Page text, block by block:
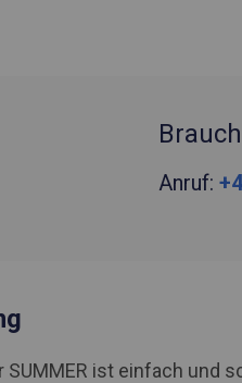
Anruf:
SUMMER ist einfach und